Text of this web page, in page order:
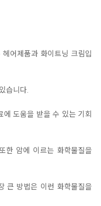
어제품과 화이트닝 크림입
습니다.
도움을 받을 수 있는 기회
한 암에 이르는 화학물질을
큰 방법은 이런 화학물질을